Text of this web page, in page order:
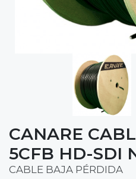
CANARE
5CFB HD-SDI
CABLE BAJA PÉRDIDA